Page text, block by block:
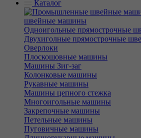
Каталог
швейные машины
Одноигольные прямострочные
Двухиголные прямострочные
Оверлоки
Плоскошовные машины
Машины Зиг-заг
Колонковые машины
Рукавные машины
Машины цепного стежка
Многоигольные машины
Закрепочные машины
Петельные машины
Пуговичные машины